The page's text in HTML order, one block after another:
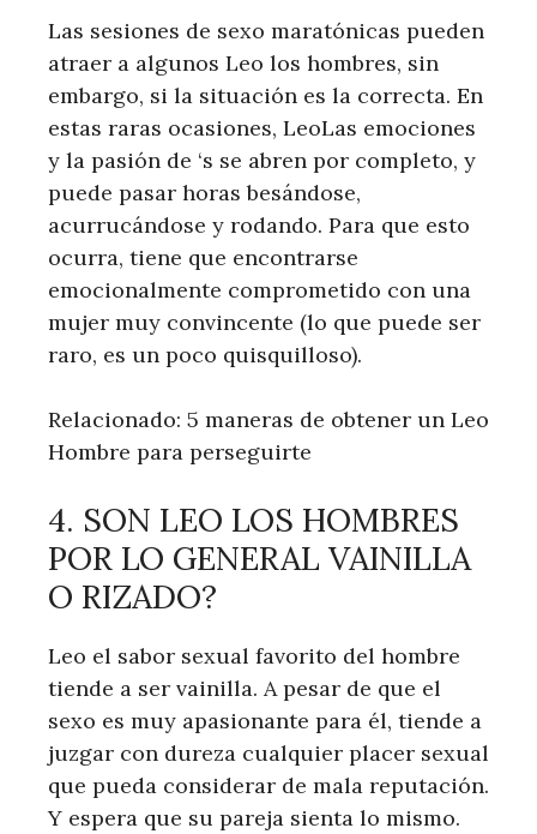
Las sesiones de sexo maratónicas pueden
atraer a algunos Leo los hombres, sin
embargo, si la situación es la correcta. En
estas raras ocasiones, LeoLas emociones
y la pasión de ‘s se abren por completo, y
puede pasar horas besándose,
acurrucándose y rodando. Para que esto
ocurra, tiene que encontrarse
emocionalmente comprometido con una
mujer muy convincente (lo que puede ser
raro, es un poco quisquilloso).
Relacionado: 5 maneras de obtener un Leo
Hombre para perseguirte
4. SON LEO LOS HOMBRES
POR LO GENERAL VAINILLA
O RIZADO?
Leo el sabor sexual favorito del hombre
tiende a ser vainilla. A pesar de que el
sexo es muy apasionante para él, tiende a
juzgar con dureza cualquier placer sexual
que pueda considerar de mala reputación.
Y espera que su pareja sienta lo mismo.